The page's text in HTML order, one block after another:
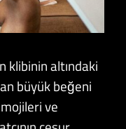
klibinin altındaki
büyük beğeni
ve